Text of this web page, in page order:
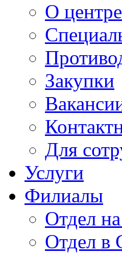
О центре
Закупки
Для
Услуги
Филиалы
Отдел
Отдел в